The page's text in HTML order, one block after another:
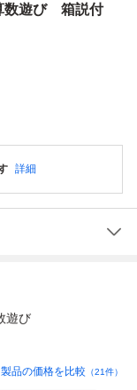
数遊び 箱説付
詳細
遊び
製品の価格を比較 （21件）